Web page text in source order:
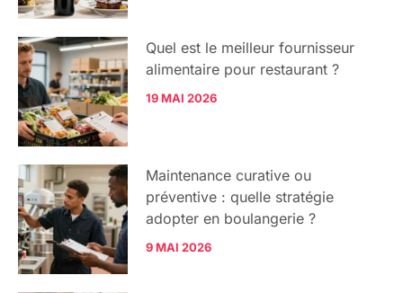
Quel est le meilleur fournisseur
alimentaire pour restaurant ?
19 MAI 2026
Maintenance curative ou
préventive : quelle stratégie
adopter en boulangerie ?
9 MAI 2026